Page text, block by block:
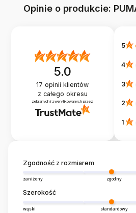
Opinie o produkcie:
5.0
17 opinii klientów
z całego okresu
zebranych i zweryfikowanych przez
5
4
3
2
1
Zgodność z rozmiarem
zaniżony zgodny
Szerokość
wąski standardowy